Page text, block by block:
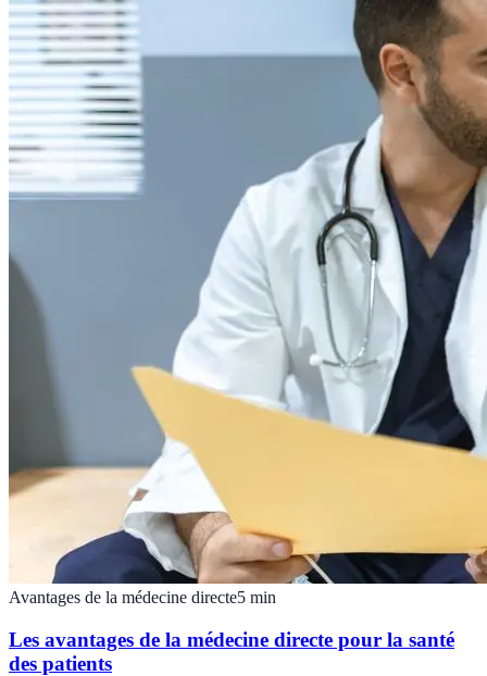
Avantages de la médecine directe5 min
Les avantages de la médecine directe pour la santé
des patients